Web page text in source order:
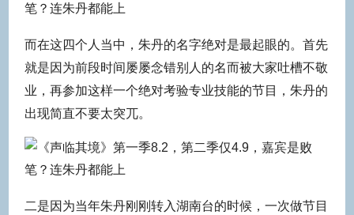
而在这四个人当中，朱丹的名字绝对是最起眼的。首先
就是因为前段时间屡屡念错别人的名而被大家吐槽不敬
业，再参加这样一个绝对考验专业技能的节目，朱丹的
出现简直不要太突兀。
二是因为当年朱丹刚刚转入湖南台的时候，一次做节目